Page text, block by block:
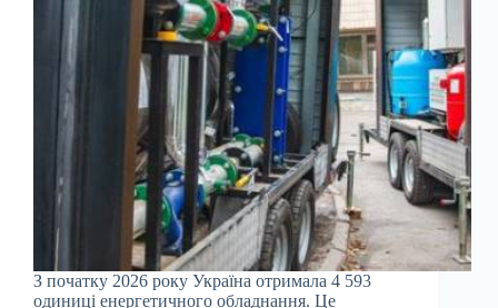
З початку 2026 року Україна отримала 4 593
одиниці енергетичного обладнання. Це